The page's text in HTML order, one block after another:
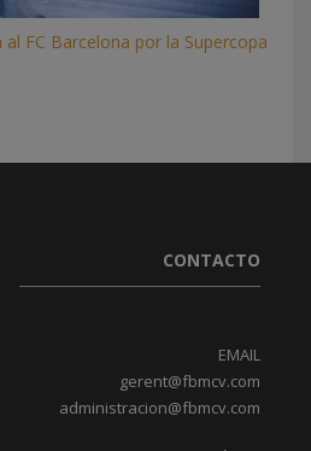
FC Barcelona por la Supercopa
CONTACTO
EMAIL
gerent@fbmcv.com
administracion@fbmcv.com